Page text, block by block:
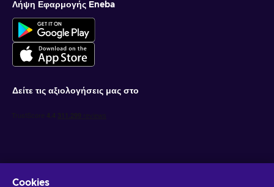
Λήψη Εφαρμογής Eneba
Δείτε τις αξιολογήσεις μας στο
Cookies